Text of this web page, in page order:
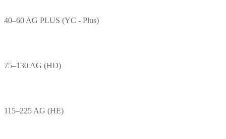
40–60 AG PLUS (YC - Plus)
75–130 AG (HD)
115–225 AG (HE)